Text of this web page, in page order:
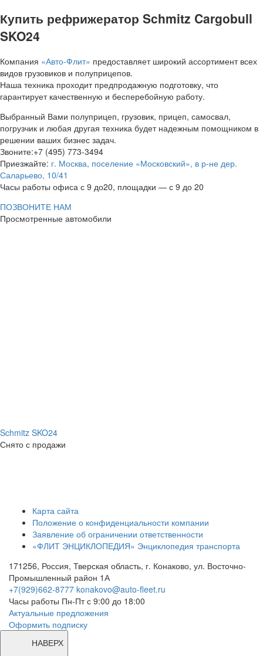
Купить рефрижератор Schmitz Cargobull
SKO24
Компания «Авто-Флит» предоставляет широкий ассортимент всех
видов грузовиков и полуприцепов.
Наша техника проходит предпродажную подготовку, что
гарантирует качественную и бесперебойную работу.
Выбранный Вами полуприцеп, грузовик, прицеп, самосвал,
погрузчик и любая другая техника будет надежным помощником в
решении ваших бизнес задач.
Звоните:+7 (495) 773-3494
Приезжайте: г. Москва, поселение «Московский», в р-не дер.
Саларьево, 10/41
Часы работы офиса с 9 до20, площадки — с 9 до 20
ПОЗВОНИТЕ НАМ
Просмотренные автомобили
Schmitz SKO24
Снято с продажи
Карта сайта
Положение о конфиденциальности компании
Заявление об ограничении ответственности
«ФЛИТ ЭНЦИКЛОПЕДИЯ» Энциклопедия транспорта
171256, Россия, Тверская область, г. Конаково, ул. Восточно-
Промышленный район 1А
+7(929)662-8777 konakovo@auto-fleet.ru
Часы работы Пн-Пт с 9:00 до 18:00
Актуальные предложения
Оформить подписку
НАВЕРХ